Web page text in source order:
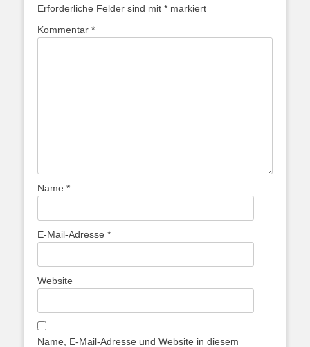
Erforderliche Felder sind mit * markiert
Kommentar *
Name *
E-Mail-Adresse *
Website
Name, E-Mail-Adresse und Website in diesem